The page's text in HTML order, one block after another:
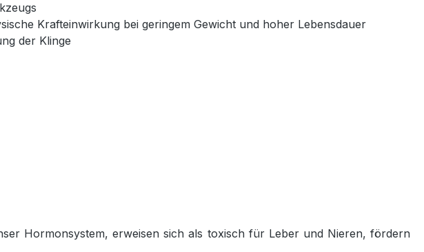
Krafteinwirkung bei geringem Gewicht und hoher Lebensdauer
der Klinge
Hormonsystem, erweisen sich als toxisch für Leber und Nieren, fördern